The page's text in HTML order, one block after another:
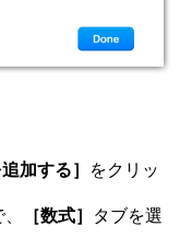
加する］
をクリッ
［数式］
タブを選